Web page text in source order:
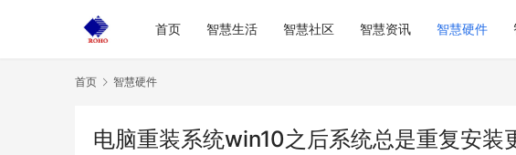
首页 智慧生活 智慧社区 智慧资讯 智慧硬件
首页 智慧硬件
电脑重装系统win10之后系统总是重复安装